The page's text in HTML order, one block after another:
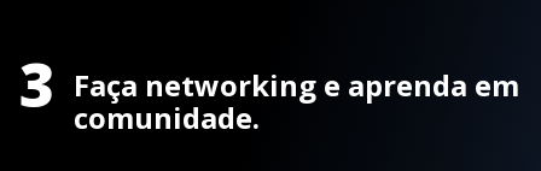
3
Faça networking e aprenda em
comunidade.